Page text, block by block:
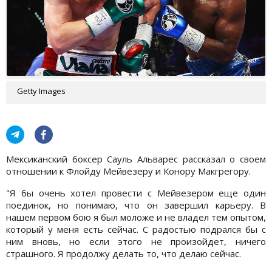
Getty Images
Мексиканский боксер Сауль Альварес рассказал о своем
отношении к Флойду Мейвезеру и Конору Макгрегору.
"Я бы очень хотел провести с Мейвезером еще один
поединок, но понимаю, что он завершил карьеру. В
нашем первом бою я был моложе и не владел тем опытом,
который у меня есть сейчас. С радостью подрался бы с
ним вновь, но если этого не произойдет, ничего
страшного. Я продолжу делать то, что делаю сейчас.